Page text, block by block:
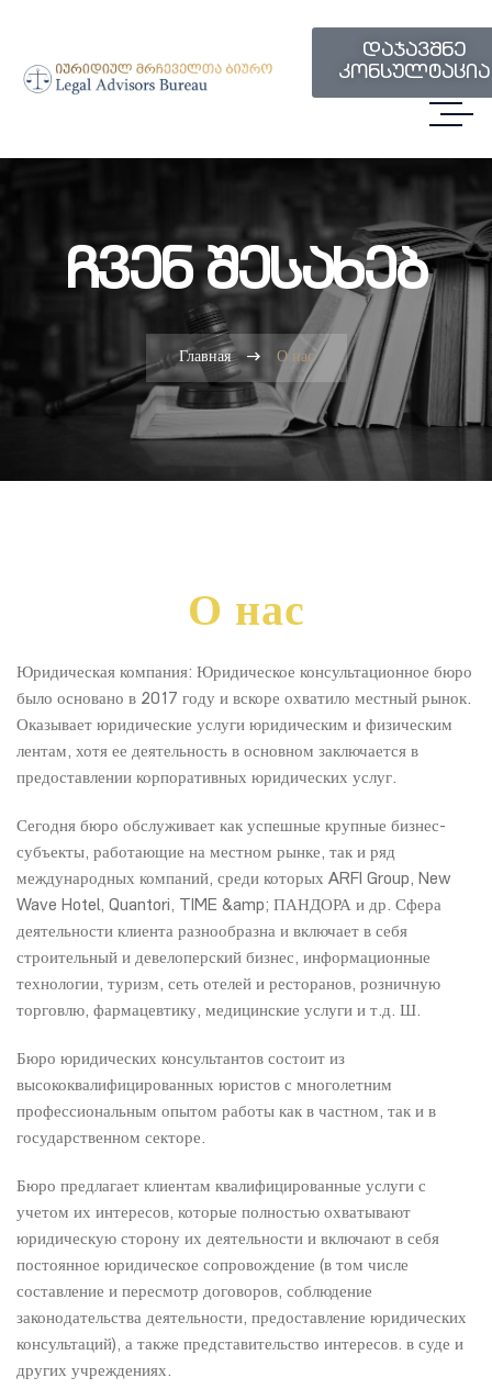
დაჯავშნე
კონსულტაცია
Ჩვენ Შესახებ
Главная О нас
О нас
Юридическая компания: Юридическое консультационное бюро
было основано в 2017 году и вскоре охватило местный рынок.
Оказывает юридические услуги юридическим и физическим
лентам, хотя ее деятельность в основном заключается в
предоставлении корпоративных юридических услуг.
Сегодня бюро обслуживает как успешные крупные бизнес-
субъекты, работающие на местном рынке, так и ряд
международных компаний, среди которых ARFI Group, New
Wave Hotel, Quantori, TIME &amp; ПАНДОРА и др. Сфера
деятельности клиента разнообразна и включает в себя
строительный и девелоперский бизнес, информационные
технологии, туризм, сеть отелей и ресторанов, розничную
торговлю, фармацевтику, медицинские услуги и т.д. Ш.
Бюро юридических консультантов состоит из
высококвалифицированных юристов с многолетним
профессиональным опытом работы как в частном, так и в
государственном секторе.
Бюро предлагает клиентам квалифицированные услуги с
учетом их интересов, которые полностью охватывают
юридическую сторону их деятельности и включают в себя
постоянное юридическое сопровождение (в том числе
составление и пересмотр договоров, соблюдение
законодательства деятельности, предоставление юридических
консультаций), а также представительство интересов. в суде и
других учреждениях.